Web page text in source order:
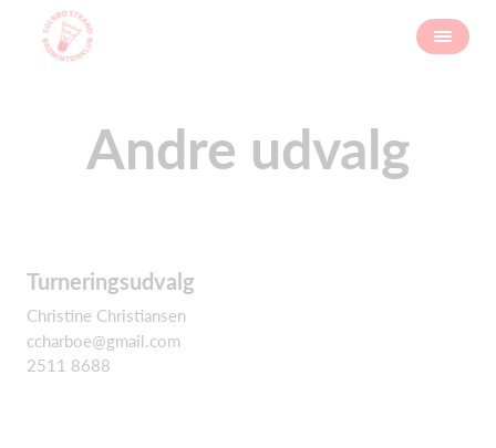
Andre udvalg
Turneringsudvalg
Christine Christiansen
ccharboe@gmail.com
2511 8688